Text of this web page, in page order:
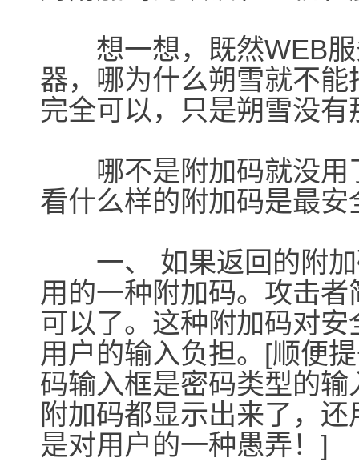
想一想，既然WEB服
器，哪为什么朔雪就不
完全可以，只是朔雪没有
哪不是附加码就没用
看什么样的附加码是最安
一、 如果返回的附加
用的一种附加码。攻击
可以了。这种附加码对
用户的输入负担。[顺便
码输入框是密码类型的
附加码都显示出来了，
是对用户的一种愚弄！]